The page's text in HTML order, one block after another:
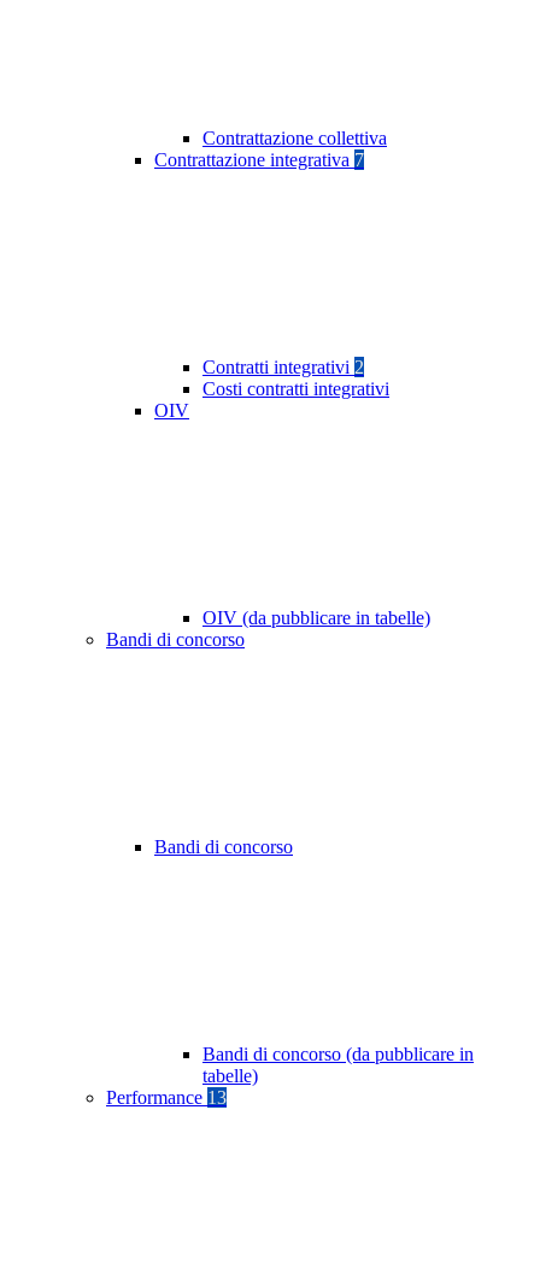
Contrattazione collettiva
Contrattazione integrativa 7
Contratti integrativi 2
Costi contratti integrativi
OIV
OIV (da pubblicare in tabelle)
Bandi di concorso
Bandi di concorso
Bandi di concorso (da pubblicare in
tabelle)
Performance 13